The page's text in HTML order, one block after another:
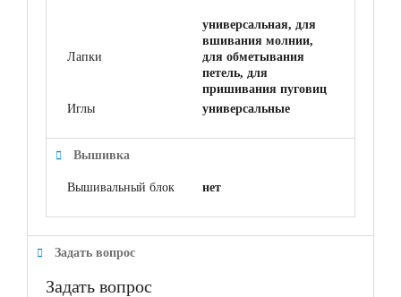
Лапки
универсальная, для
вшивания молнии,
для обметывания
петель, для
пришивания пуговиц
Иглы
универсальные
Вышивка
Вышивальный блок нет
Задать вопрос
Задать вопрос